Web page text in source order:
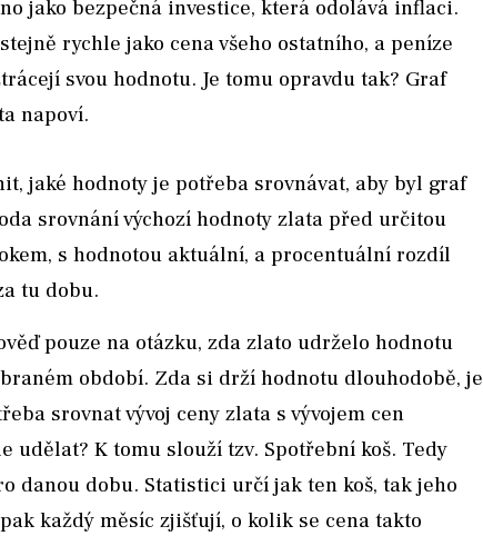
jako bezpečná investice, která odolává inflaci.
rychle jako cena všeho ostatního, a peníze
svou hodnotu. Je tomu opravdu tak? Graf
napoví.
jaké hodnoty je potřeba srovnávat, aby byl graf
srovnání výchozí hodnoty zlata před určitou
s hodnotou aktuální, a procentuální rozdíl
tu dobu.
pouze na otázku, zda zlato udrželo hodnotu
období. Zda si drží hodnotu dlouhodobě, je
srovnat vývoj ceny zlata s vývojem cen
udělat? K tomu slouží tzv. Spotřební koš. Tedy
danou dobu. Statistici určí jak ten koš, tak jeho
každý měsíc zjišťují, o kolik se cena takto